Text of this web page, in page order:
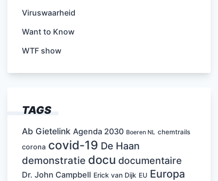
Viruswaarheid
Want to Know
WTF show
TAGS
Ab Gietelink Agenda 2030 Boeren NL chemtrails
corona covid-19 De Haan
demonstratie docu documentaire
Dr. John Campbell Erick van Dijk EU Europa